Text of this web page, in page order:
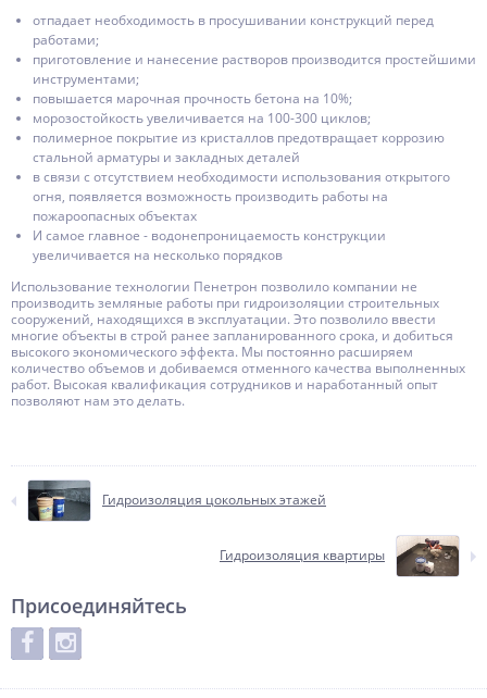
отпадает необходимость в просушивании конструкций перед
работами;
приготовление и нанесение растворов производится простейшими
инструментами;
повышается марочная прочность бетона на 10%;
морозостойкость увеличивается на 100-300 циклов;
полимерное покрытие из кристаллов предотвращает коррозию
стальной арматуры и закладных деталей
в связи с отсутствием необходимости использования открытого
огня, появляется возможность производить работы на
пожароопасных объектах
И самое главное - водонепроницаемость конструкции
увеличивается на несколько порядков
Использование технологии Пенетрон позволило компании не
производить земляные работы при гидроизоляции строительных
сооружений, находящихся в эксплуатации. Это позволило ввести
многие объекты в строй ранее запланированного срока, и добиться
высокого экономического эффекта. Мы постоянно расширяем
количество объемов и добиваемся отменного качества выполненных
работ. Высокая квалификация сотрудников и наработанный опыт
позволяют нам это делать.
Гидроизоляция цокольных этажей
Гидроизоляция квартиры
Присоединяйтесь